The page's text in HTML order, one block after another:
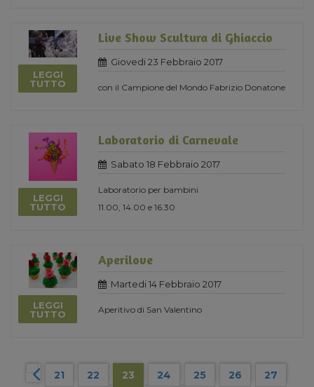
LEGGI
TUTTO
Live Show Scultura di Ghiaccio
Giovedi 23 Febbraio 2017
con il Campione del Mondo Fabrizio Donatone
LEGGI
TUTTO
Laboratorio di Carnevale
Sabato 18 Febbraio 2017
Laboratorio per bambini
11.00, 14.00 e 16.30
LEGGI
TUTTO
Aperilove
Martedi 14 Febbraio 2017
Aperitivo di San Valentino
21 22 23 24 25 26
27